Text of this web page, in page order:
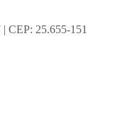
CEP: 25.655-151